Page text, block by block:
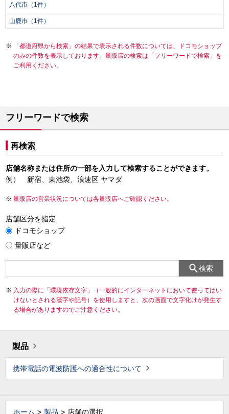
八代市（1件）
山鹿市（1件）
「都道府県から検索」の結果で表示される件数については、ドコモショップ
のみの件数を表示しております。量販店の検索は「フリーワードで検索」を
ご利用ください。
フリーワードで検索
再検索
店舗名称または住所の一部を入力して検索することができます。
例） 新宿、東池袋、浪速区 ヤマダ
量販店の営業状況については各量販店へご確認ください。
店舗区分を指定
ドコモショップ
量販店など
検索
入力の際に「環境依存文字」（一般的にインターネットにおいて使ってはい
けないとされる漢字や記号）を使用しますと、次の画面で文字化けが発生す
る場合がありますのでご注意ください。
製品
携帯電話の電波防護への適合性について
ホーム 製品 店舗の選択